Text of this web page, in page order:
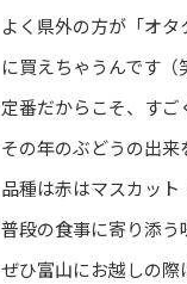
よく県外の方が「オ
に買えちゃうんです（
定番だからこそ、すご
その年のぶどうの出来
品種は赤はマスカット
普段の食事に寄り添う
ぜひ富山にお越しの際